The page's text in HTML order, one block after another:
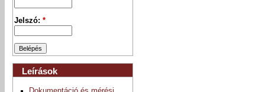
Jelszó:*
Leírások